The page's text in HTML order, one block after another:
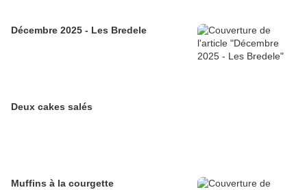
Décembre 2025 - Les Bredele
Deux cakes salés
Muffins à la courgette